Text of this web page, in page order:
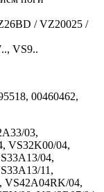
/ VZ20025 /
VS9..
00460462,
03,
VS32K00/04,
04,
11,
VS42A04RK/04,